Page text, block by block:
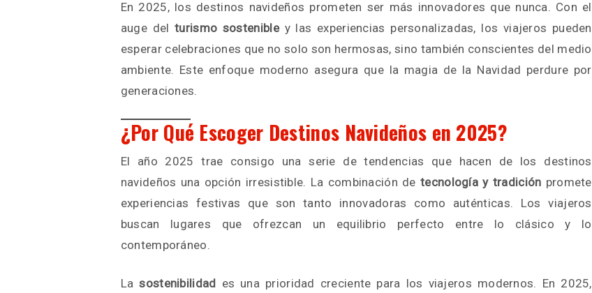
En 2025, los destinos navideños prometen ser más innovadores que nunca. Con el
auge delturismo sostenibley las experiencias personalizadas, los viajeros pueden
esperar celebraciones que no solo son hermosas, sino también conscientes del medio
ambiente. Este enfoque moderno asegura que la magia de la Navidad perdure por
generaciones.
¿Por Qué Escoger Destinos Navideños en 2025?
El año 2025 trae consigo una serie de tendencias que hacen de los destinos
navideños una opción irresistible. La combinación detecnología y tradición promete
experiencias festivas que son tanto innovadoras como auténticas. Los viajeros
buscan lugares que ofrezcan un equilibrio perfecto entre lo clásico y lo
contemporáneo.
Lasostenibilidad es una prioridad creciente para los viajeros modernos. En 2025,